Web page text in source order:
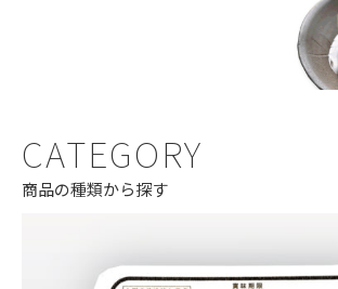
CATEGORY
商品の種類から探す